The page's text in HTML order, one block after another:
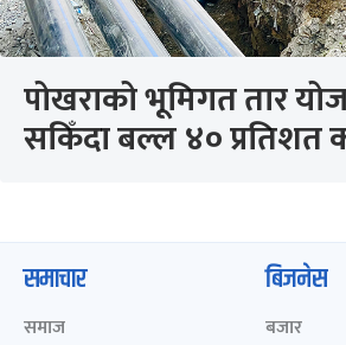
पोखराको भूमिगत तार
सकिँदा बल्ल ४० प्रतिशत
समाचार
समाज
बिजनेस
बजार